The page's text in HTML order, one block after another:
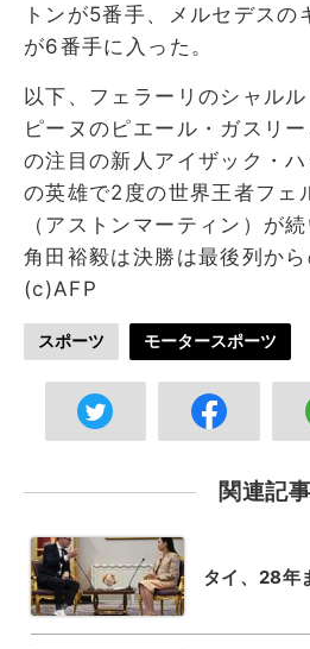
トンが5番手、メルセデスの
が6番手に入った。
以下、フェラーリのシャル
ピーヌのピエール・ガスリ
の注目の新人アイザック・
の英雄で2度の世界王者フェ
（アストンマーティン）が
角田裕毅は決勝は最後列から
(c)AFP
スポーツ モータースポーツ
関連記事
タイ、28年